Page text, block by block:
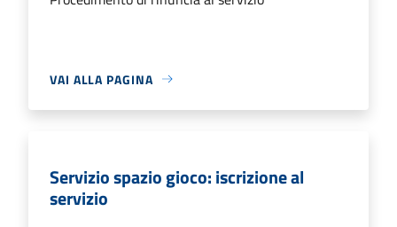
VAI ALLA PAGINA
Servizio spazio gioco: iscrizione al
servizio